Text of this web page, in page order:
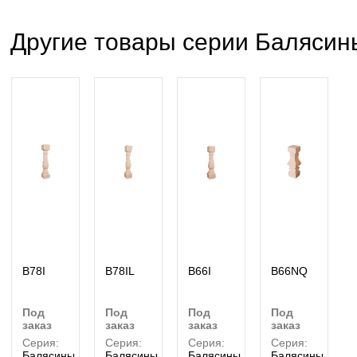
Другие товары серии
B78I
под
заказ
Серия:
B78IL
под
заказ
Серия:
B66I
под
заказ
Серия:
B66NQ
под
заказ
Серия: